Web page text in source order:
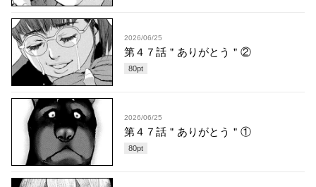
2026/06/25
第４７話＂ありがとう＂②
80pt
2026/06/25
第４７話＂ありがとう＂①
80pt